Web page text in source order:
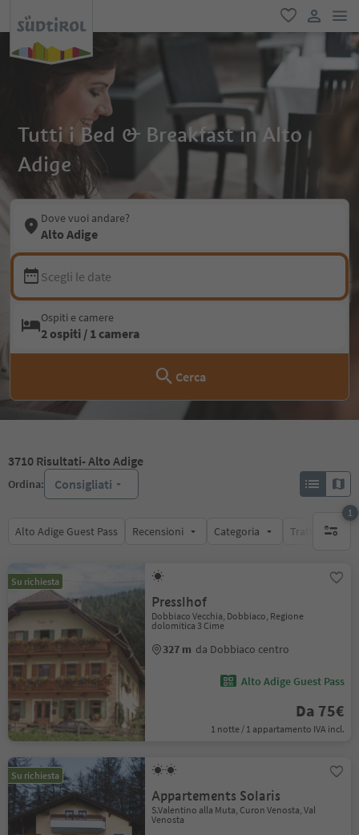
favoriti
user link
Tutti i Bed & Breakfast in Alto
Adige
Dove vuoi andare?
Alto Adige
Scegli le date
Ospiti e camere
2 ospiti / 1 camera
Cerca
3710 Risultati- Alto Adige
Ordina: Consigliati
Alto Adige Guest Pass Recensioni Categoria Trattamento
1
1 filtro
Su richiesta
Presslhof
Dobbiaco Vecchia, Dobbiaco, Regione
dolomitica 3 Cime
327 m da Dobbiaco centro
Alto Adige Guest Pass
Da 75€
1 notte / 1 appartamento IVA incl.
Su richiesta
Appartements Solaris
S.Valentino alla Muta, Curon Venosta, Val
Venosta